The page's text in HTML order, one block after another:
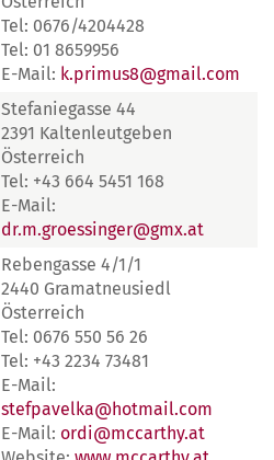
Tel: 0676/4204428
Tel: 01 8659956
E-Mail: k.primus8@gmail.com
Stefaniegasse 44
2391 Kaltenleutgeben
Österreich
Tel: +43 664 5451 168
E-Mail:
dr.m.groessinger@gmx.at
Rebengasse 4/1/1
2440 Gramatneusiedl
Österreich
Tel: 0676 550 56 26
Tel: +43 2234 73481
E-Mail:
stefpavelka@hotmail.com
E-Mail: ordi@mccarthy.at